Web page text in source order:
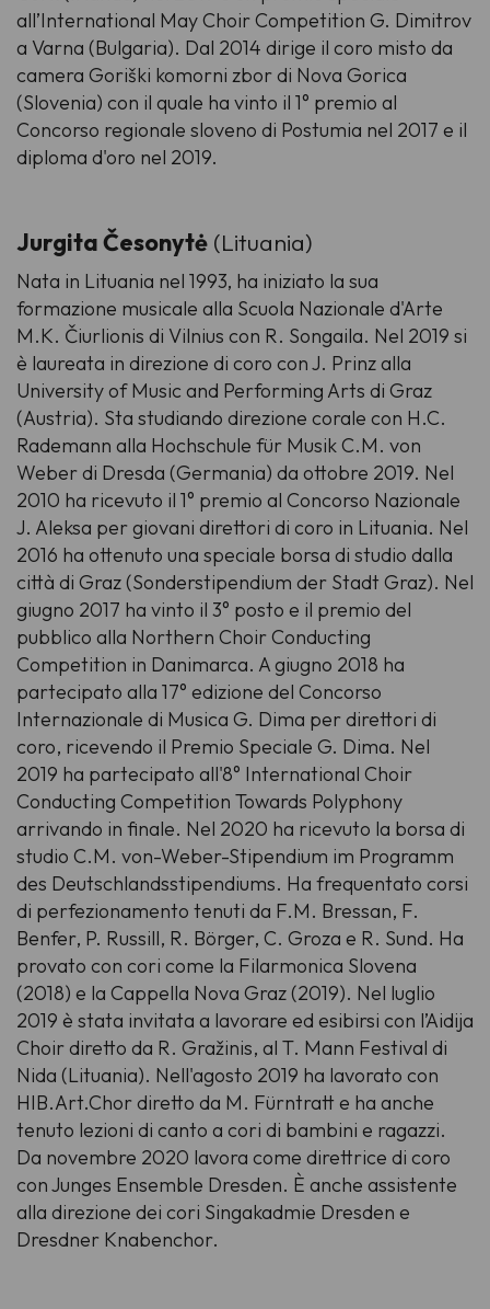
all’International May Choir Competition G. Dimitrov
a Varna (Bulgaria). Dal 2014 dirige il coro misto da
camera Goriški komorni zbor di Nova Gorica
(Slovenia) con il quale ha vinto il 1° premio al
Concorso regionale sloveno di Postumia nel 2017 e il
diploma d'oro nel 2019.
Jurgita Česonytė (Lituania)
Nata in Lituania nel 1993, ha iniziato la sua
formazione musicale alla Scuola Nazionale d'Arte
M.K. Čiurlionis di Vilnius con R. Songaila. Nel 2019 si
è laureata in direzione di coro con J. Prinz alla
University of Music and Performing Arts di Graz
(Austria). Sta studiando direzione corale con H.C.
Rademann alla Hochschule für Musik C.M. von
Weber di Dresda (Germania) da ottobre 2019. Nel
2010 ha ricevuto il 1° premio al Concorso Nazionale
J. Aleksa per giovani direttori di coro in Lituania. Nel
2016 ha ottenuto una speciale borsa di studio dalla
città di Graz (Sonderstipendium der Stadt Graz). Nel
giugno 2017 ha vinto il 3° posto e il premio del
pubblico alla Northern Choir Conducting
Competition in Danimarca. A giugno 2018 ha
partecipato alla 17° edizione del Concorso
Internazionale di Musica G. Dima per direttori di
coro, ricevendo il Premio Speciale G. Dima. Nel
2019 ha partecipato all'8° International Choir
Conducting Competition Towards Polyphony
arrivando in finale. Nel 2020 ha ricevuto la borsa di
studio C.M. von-Weber-Stipendium im Programm
des Deutschlandsstipendiums. Ha frequentato corsi
di perfezionamento tenuti da F.M. Bressan, F.
Benfer, P. Russill, R. Börger, C. Groza e R. Sund. Ha
provato con cori come la Filarmonica Slovena
(2018) e la Cappella Nova Graz (2019). Nel luglio
2019 è stata invitata a lavorare ed esibirsi con l’Aidija
Choir diretto da R. Gražinis, al T. Mann Festival di
Nida (Lituania). Nell'agosto 2019 ha lavorato con
HIB.Art.Chor diretto da M. Fürntratt e ha anche
tenuto lezioni di canto a cori di bambini e ragazzi.
Da novembre 2020 lavora come direttrice di coro
con Junges Ensemble Dresden. È anche assistente
alla direzione dei cori Singakadmie Dresden e
Dresdner Knabenchor.